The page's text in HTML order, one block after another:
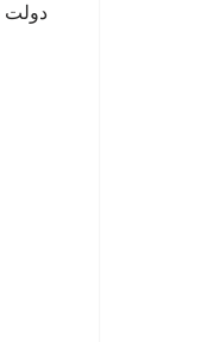
دولت